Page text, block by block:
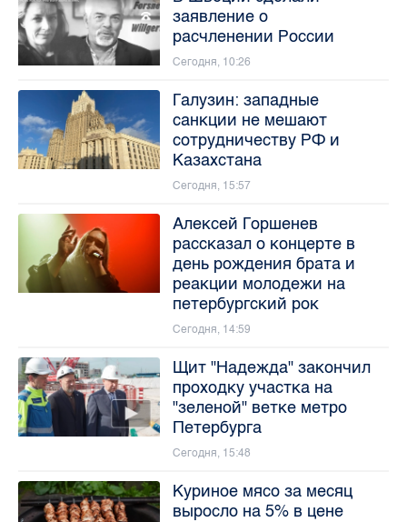
заявление о
расчленении России
Сегодня, 10:26
Галузин: западные
санкции не мешают
сотрудничеству РФ и
Казахстана
Сегодня, 15:57
Алексей Горшенев
рассказал о концерте в
день рождения брата и
реакции молодежи на
петербургский рок
Сегодня, 14:59
Щит "Надежда" закончил
проходку участка на
"зеленой" ветке метро
Петербурга
Сегодня, 15:48
Куриное мясо за месяц
выросло на 5% в цене